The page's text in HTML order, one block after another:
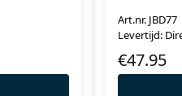
Art.nr. JBD77
Levertijd:
€47.95